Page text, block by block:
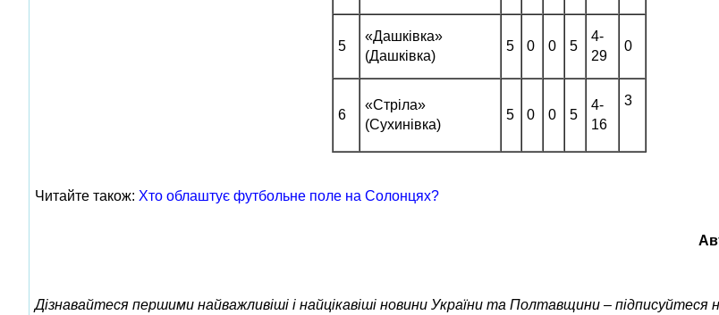
5
«Дашківка»
(Дашківка)
5 0 0 5
4­
29
0
6
«Стріла»
(Сухинівка)
5 0 0 5
4­
16
­3
Читайте також: Хто облаштує футбольне поле на Солонцях?
Дізнавайтеся першими найважливіші і найцікавіші новини України та Полтавщини – підписуйтеся